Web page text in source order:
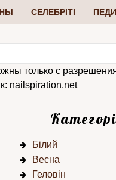
СЕЛЕБРІТІ
только с
nailspiration.net
Білий
Весна
Геловін